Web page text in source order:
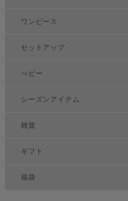
ワンピース
セットアップ
べビー
シーズンアイテム
雑貨
ギフト
福袋